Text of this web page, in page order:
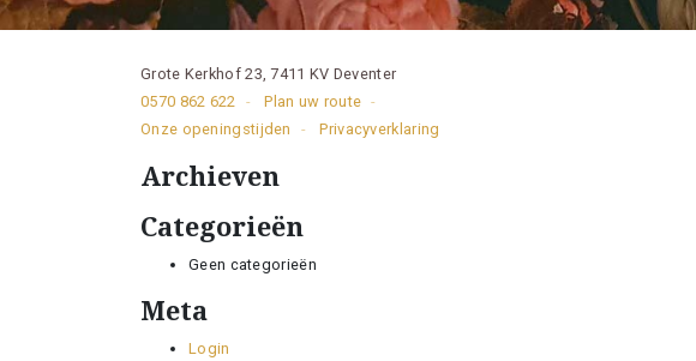
Grote Kerkhof 23, 7411 KV Deventer
0570 862 622
Plan uw route
Onze openingstijden
Privacyverklaring
Archieven
Categorieën
Geen categorieën
Meta
Login